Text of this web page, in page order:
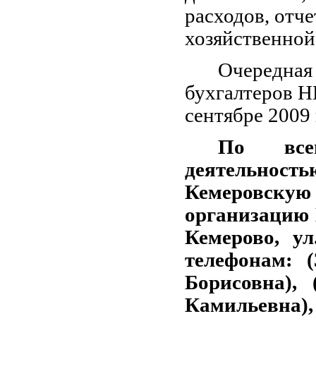
расходов,
бухгалтеров
сентябре 2009
По
организацию
Кемерово,
телефонам:
Камильевна),